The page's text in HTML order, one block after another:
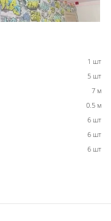
1 шт
5 шт
7 м
0.5 м
6 шт
6 шт
6 шт